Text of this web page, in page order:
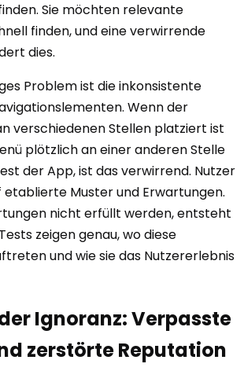
Sie möchten relevante
finden, und eine verwirrende
dies.
Problem ist die inkonsistente
Wenn der
verschiedenen Stellen platziert ist
plötzlich an einer anderen Stelle
der App, ist das verwirrend. Nutzer
etablierte Muster und Erwartungen.
nicht erfüllt werden, entsteht
zeigen genau, wo diese
und wie sie das Nutzererlebnis
Ignoranz: Verpasste
zerstörte Reputation